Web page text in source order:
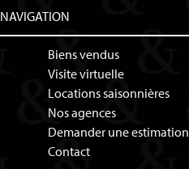
NAVIGATION
Biens vendus
Visite virtuelle
Locations saisonnières
Nos agences
Demander une estimation
Contact